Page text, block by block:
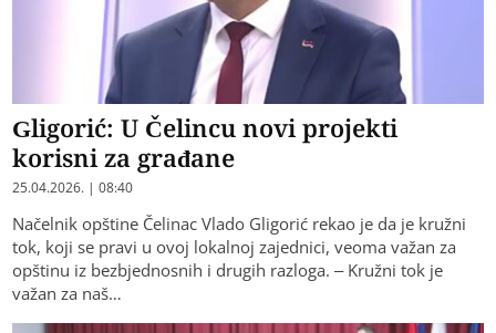
Gligorić: U Čelincu novi projekti
korisni za građane
25.04.2026. | 08:40
Načelnik opštine Čelinac Vlado Gligorić rekao je da je kružni
tok, koji se pravi u ovoj lokalnoj zajednici, veoma važan za
opštinu iz bezbjednosnih i drugih razloga. – Kružni tok je
važan za naš…